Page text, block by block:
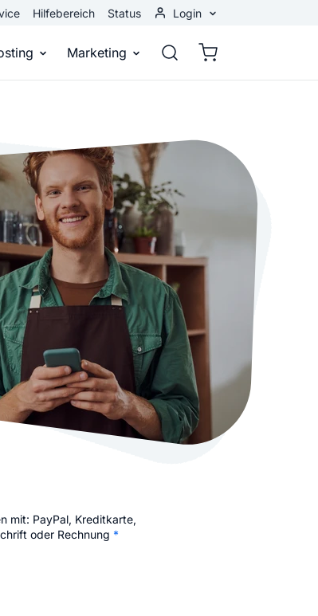
Hilfebereich Status Login
Kundenbereich
Webmail
Programmierkenntnisse
noch heute online
lassen Sehr beliebt
erstellt Ihre Website
Domains, E-Mails und Datenbanken
Rankingcoach
Schnell und einfach an die Spitze bei Google
Premium Services
Individuelle technische Unterstützung
Marketing
Bessere Platzierung in
Google Anzeigen
Sofort sichtbar bei Google
Banner-Werbung
Deine Anzeigen auf anderen
Social Media Marketing
Mehr Kunden über Instagram &
Online Complete
mit: PayPal, Kreditkarte,
oder Rechnung *